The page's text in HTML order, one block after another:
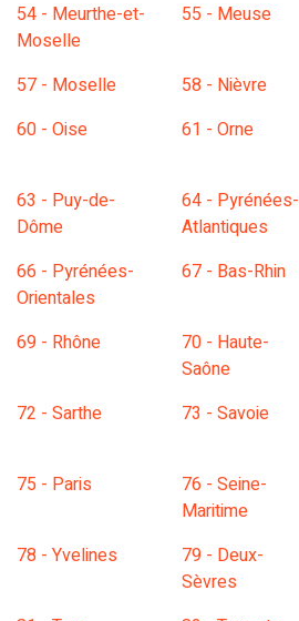
54 - Meurthe-et-
Moselle
55 - Meuse
57 - Moselle 58 - Nièvre
60 - Oise
61 - Orne
63 - Puy-de-
Dôme
64 - Pyrénées-
Atlantiques
66 - Pyrénées-
Orientales
67 - Bas-Rhin
69 - Rhône
70 - Haute-
Saône
72 - Sarthe
73 - Savoie
75 - Paris
76 - Seine-
Maritime
78 - Yvelines
79 - Deux-
Sèvres